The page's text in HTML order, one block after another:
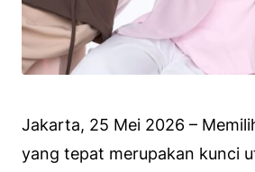
Jakarta, 25 Mei 2026 –
yang tepat merupakan kunci